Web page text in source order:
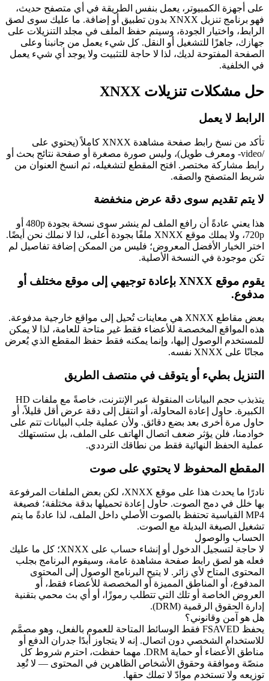
على أجهزة الكمبيوتر، يعمل بنفس الطريقة في أي متصفح حديث،
فهو برنامج تنزيل XNXX بدون تطبيق أو إضافة. ما عليك سوى لصق
الرابط، واختيار الجودة، وسيتم حفظ الملف في مجلد التنزيلات على
جهازك، جاهزًا للتشغيل أو النقل. كل شيء يعمل من جانبنا وعلى
الصفحة المفتوحة لديك، لذا لا حاجة للتثبيت ولا يوجد أي شيء يعمل
في الخلفية.
حل مشكلات تنزيلات XNXX
الرابط لا يعمل
تأكد من نسخ رابط صفحة مشاهدة XNXX كاملاً (يحتوي على
/video- ومعرف طويل)، وليس صورة مصغرة أو صفحة نتائج بحث أو
رابط مشاركة مختصر. افتح المقطع لتشغيله، ثم انسخ العنوان من
شريط المتصفح والصقه.
لا يتم تقديم سوى دقة عرض منخفضة
هذا يعني عادةً أن رافع الملف لم ينشر سوى نسخة بجودة 480p أو
720p، ولا يملك موقع XNXX ملفًا بجودة أعلى، لذا لا نملك نحن أيضًا.
اختر الخيار الأفضل المعروض؛ فليس من الممكن إضافة تفاصيل لم
تكن موجودة في النسخة الأصلية.
يقوم موقع XNXX بإعادة توجيهي إلى موقع مختلف أو
مدفوع.
بعض مقاطع XNXX هي معاينات تُحيل إلى مواقع خارجية مدفوعة.
هذه المواقع المخصصة للأعضاء فقط غير متاحة للعامة، لذا لا يمكن
للمستخدم الوصول إليها، وإنما يمكنه فقط حفظ المقطع الذي يُعرض
مجانًا على XNXX نفسه.
التنزيل بطيء أو يتوقف في منتصف الطريق
يتذبذب حجم البيانات المنقولة عبر الإنترنت، خاصةً مع ملفات HD
الكبيرة. حاول إعادة المحاولة، أو انتقل إلى دقة عرض أقل قليلاً، أو
حاول مرة أخرى بعد بضع دقائق. ولأن عملية جلب البيانات تتم على
خوادمنا، فلن يؤثر ضعف اتصال الهاتف على الملف، بل ستستهلك
عملية الحفظ النهائية فقط من نطاقك الترددي.
المقطع المحفوظ لا يحتوي على صوت
نادرًا ما يحدث هذا على موقع XNXX، لكن بعض الملفات المرفوعة
بها خلل في دمج الصوت. حاول إعادة تحميلها بدقة مختلفة؛ فصيغة
MP4 القياسية تحتفظ بالصوت الأصلي داخل الملف، لذا عادةً ما يتم
تشغيل الصيغة البديلة مع الصوت.
الحساب والوصول
لا حاجة لتسجيل الدخول أو إنشاء حساب على XNXX؛ كل ما عليك
فعله هو لصق رابط صفحة مشاهدة عامة، وسيقوم البرنامج بجلب
المحتوى المتاح لأي زائر. لا يتيح البرنامج الوصول إلى المحتوى
المدفوع، أو المناطق المميزة أو المخصصة للأعضاء فقط، أو
العروض الخاصة أو تلك التي تتطلب رموزًا، أو أي بث محمي بتقنية
إدارة الحقوق الرقمية (DRM).
هل هو آمن وقانوني؟
يحفظ FSAVED فقط الوسائط المتاحة للعموم بالفعل، وهو مصمَّم
للاستخدام الشخصي دون اتصال. إنه لا يتجاوز أبدًا جدران الدفع أو
مناطق الأعضاء أو حماية DRM. مهما حفظت، احترم شروط كل
منصّة وموافقة وحقوق الأشخاص الظاهرين في المحتوى — لا تُعِد
توزيعه ولا تستخدم موادّ لا تملك حقها.